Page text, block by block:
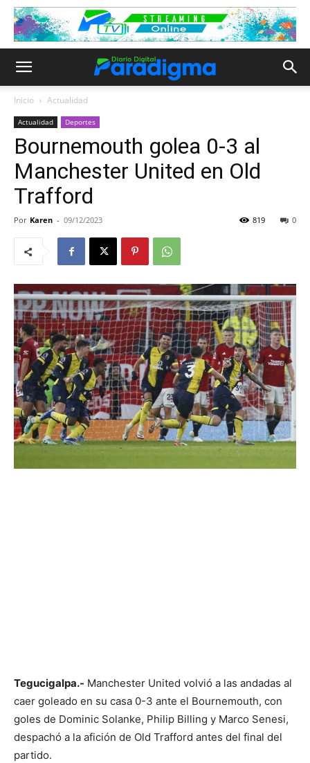
Inicio Actualidad
Actualidad Deportes
Bournemouth golea 0-3 al
Manchester United en Old
Trafford
Por Karen - 09/12/2023 0
819
Tegucigalpa.- Manchester United volvió a las andadas al
caer goleado en su casa 0-3 ante el Bournemouth, con
goles de Dominic Solanke, Philip Billing y Marco Senesi,
despachó a la afición de Old Trafford antes del final del
partido.